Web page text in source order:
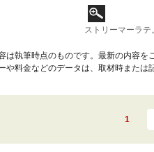
ストリーマーラテ
は執筆時点のものです。最新の内容を
や料金などのデータは、取材時または
1